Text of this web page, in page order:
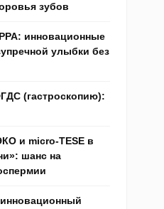
зубов
инновационные
улыбки без
(гастроскопию):
и micro-TESE в
шанс на